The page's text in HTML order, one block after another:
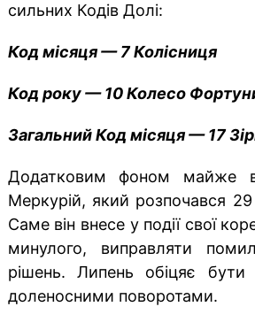
сильних Кодів Долі:
Код місяця — 7 Колісниця
Код року — 10 Колесо
Загальний Код місяця — 17
Додатковим фоном майже
Меркурій, який розпочався
Саме він внесе у події свої
минулого, виправляти
рішень. Липень обіцяє
доленосними поворотами.